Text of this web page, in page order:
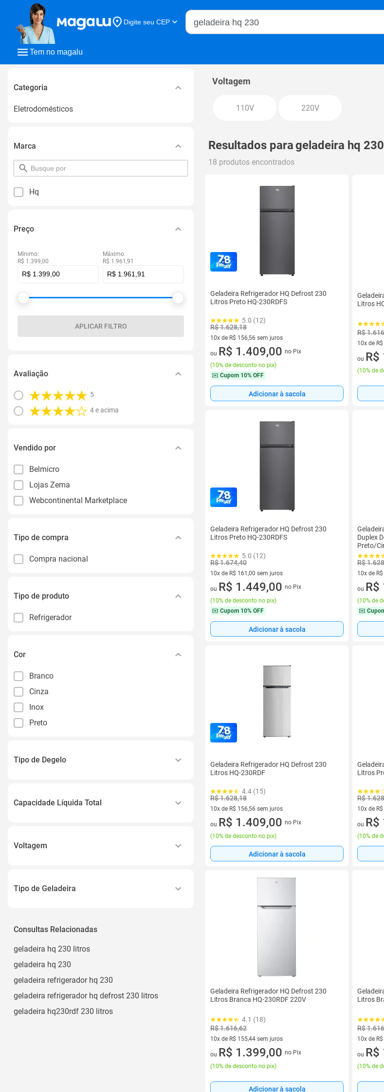
Tem no magalu
Digite seu CEP
Buscar no Magalu
Categoria
Eletrodomésticos
Marca
pesquisar
por
Hq
Preço
Mínimo:
R$ 1.399,00
Máximo:
R$ 1.961,91
APLICAR FILTRO
Avaliação
5
4 e acima
Vendido por
Belmicro
Lojas Zema
Webcontinental Marketplace
Tipo de compra
Compra nacional
Tipo de produto
Refrigerador
Cor
Branco
Cinza
Inox
Preto
Tipo de Degelo
Capacidade Líquida Total
Voltagem
Tipo de Geladeira
Consultas Relacionadas
geladeira hq 230 litros
geladeira hq 230
geladeira refrigerador hq 230
geladeira refrigerador hq defrost 230 litros
geladeira hq230rdf 230 litros
Voltagem
110V 220V
Resultados parageladeira hq 230
18 produtos encontrados
Geladeira Refrigerador HQ Defrost 230
Litros Preto HQ-230RDFS
5.0 (12)
R$ 1.628,18
10x de R$ 156,56 sem juros
10 vez de R$ 156,56 sem juros
ou R$ 1.409,00 no Pix
(10% de desconto no pix)
Cupom 10% OFF
Adicionar à sacola
Litros
R$
10x de
10 vez
ou R$
(10% de
Geladeira Refrigerador HQ Defrost 230
Litros Preto HQ-230RDFS
5.0 (12)
R$ 1.674,40
10x de R$ 161,00 sem juros
10 vez de R$ 161,00 sem juros
ou R$ 1.449,00 no Pix
(10% de desconto no pix)
Cupom 10% OFF
Adicionar à sacola
Duplex
Preto/
R$
10x de
10 vez
ou R$
(10% de
Geladeira Refrigerador HQ Defrost 230
Litros HQ-230RDF
4.4 (15)
R$ 1.628,18
10x de R$ 156,56 sem juros
10 vez de R$ 156,56 sem juros
ou R$ 1.409,00 no Pix
(10% de desconto no pix)
Adicionar à sacola
Litros
R$
10x de
10 vez
ou R$
(10% de
Geladeira Refrigerador HQ Defrost 230
Litros Branca HQ-230RDF 220V
4.1 (18)
R$ 1.616,62
10x de R$ 155,44 sem juros
10 vez de R$ 155,44 sem juros
ou R$ 1.399,00 no Pix
(10% de desconto no pix)
Adicionar à sacola
Litros
R$
10x de
10 vez
ou R$
(10% de